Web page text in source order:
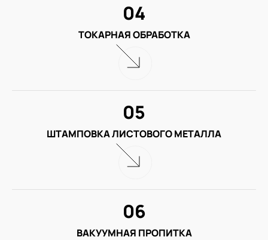
ТОКАРНАЯ ОБРАБОТКА
04
ШТАМПОВКА ЛИСТОВОГО МЕТАЛЛА
05
ВАКУУМНАЯ ПРОПИТКА
06